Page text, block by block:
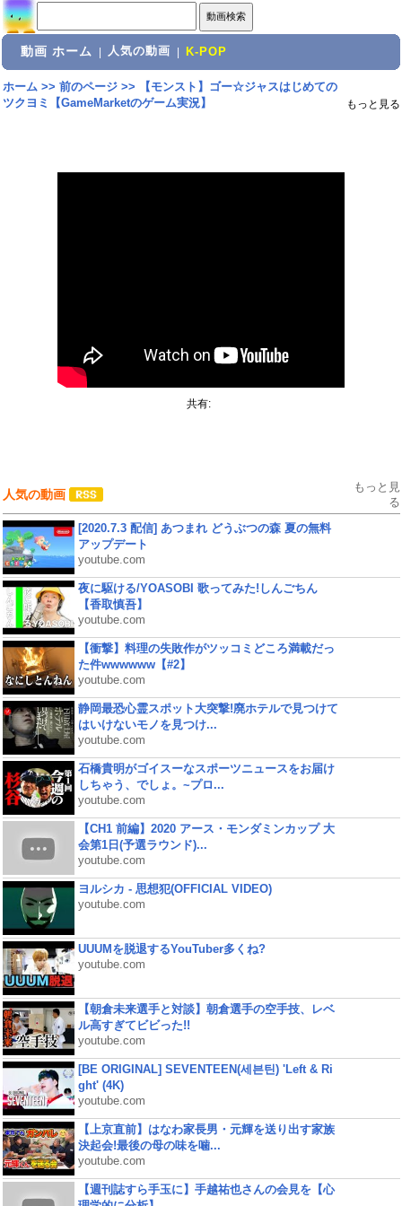
動画 ホーム 人気の動画 K-POP
ホーム>> 前のページ>>
【モンスト】ゴー☆ジャスはじめての
ツクヨミ【GameMarketのゲーム実況】
もっと見る
共有:
人気の動画
もっと見
る
[2020.7.3 配信] あつまれ どうぶつの森 夏の無料
アップデート
youtube.com
夜に駆ける/YOASOBI 歌ってみた!しんごちん
【香取慎吾】
youtube.com
【衝撃】料理の失敗作がツッコミどころ満載だっ
た件wwwwww【#2】
youtube.com
静岡最恐心霊スポット大突撃!廃ホテルで見つけて
はいけないモノを見つけ...
youtube.com
石橋貴明がゴイスーなスポーツニュースをお届け
しちゃう、でしょ。~プロ...
youtube.com
【CH1 前編】2020 アース・モンダミンカップ 大
会第1日(予選ラウンド)...
youtube.com
ヨルシカ - 思想犯(OFFICIAL VIDEO)
youtube.com
UUUMを脱退するYouTuber多くね?
youtube.com
【朝倉未来選手と対談】朝倉選手の空手技、レベ
ル高すぎてビビった!!
youtube.com
[BE ORIGINAL] SEVENTEEN(세븐틴) 'Left & Ri
ght' (4K)
youtube.com
【上京直前】はなわ家長男・元輝を送り出す家族
決起会!最後の母の味を噛...
youtube.com
【週刊誌すら手玉に】手越祐也さんの会見を【心